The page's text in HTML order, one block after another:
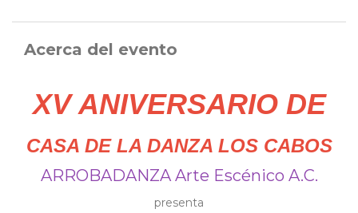
Acerca del evento
XV ANIVERSARIO DE
CASA DE LA DANZA LOS CABOS
ARROBADANZA Arte Escénico A.C.
presenta